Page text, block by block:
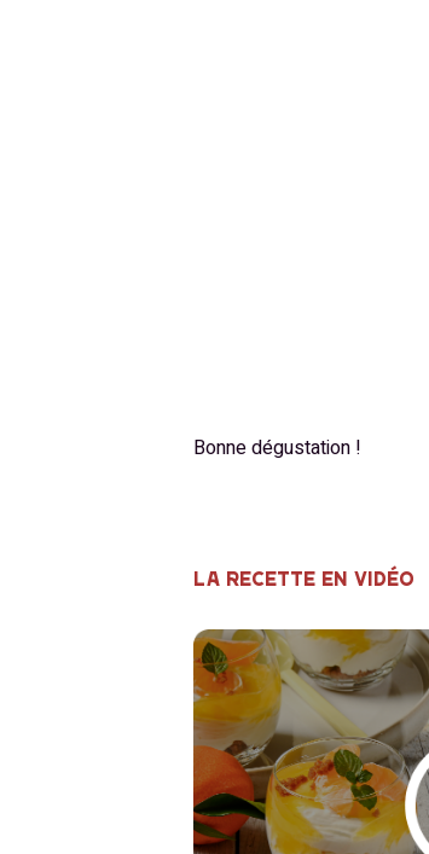
Bonne dégustation !
LA RECETTE EN VIDÉO